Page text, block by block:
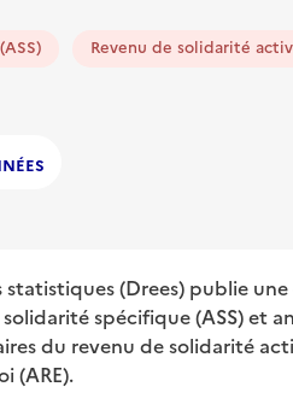
Revenu de solidarité
statistiques (Drees) publie
spécifique (ASS) et
du revenu de solidarité
(ARE).